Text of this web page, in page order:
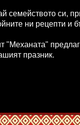
семейството си,
ни рецепти и
"Механата"
празник.